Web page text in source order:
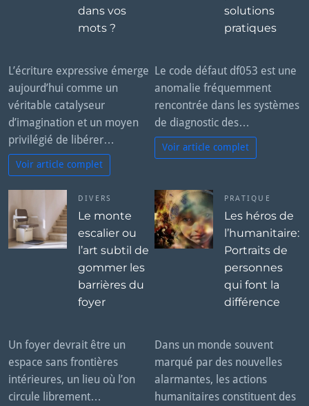
dans vos
mots ?
L’écriture expressive émerge
aujourd’hui comme un
véritable catalyseur
d’imagination et un moyen
privilégié de libérer…
Voir article complet
solutions
pratiques
Le code défaut df053 est une
anomalie fréquemment
rencontrée dans les systèmes
de diagnostic des…
Voir article complet
DIVERS
Le monte
escalier ou
l’art subtil de
gommer les
barrières du
foyer
Un foyer devrait être un
espace sans frontières
intérieures, un lieu où l’on
circule librement…
PRATIQUE
Les héros de
l’humanitaire:
Portraits de
personnes
qui font la
différence
Dans un monde souvent
marqué par des nouvelles
alarmantes, les actions
humanitaires constituent des